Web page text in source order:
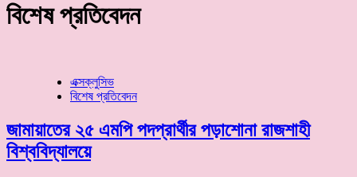
বিশেষ প্রতিবেদন
এক্সক্লুসিভ
বিশেষ প্রতিবেদন
জামায়াতের ২৫ এমপি পদপ্রার্থীর পড়াশোনা রাজশাহী
বিশ্ববিদ্যালয়ে